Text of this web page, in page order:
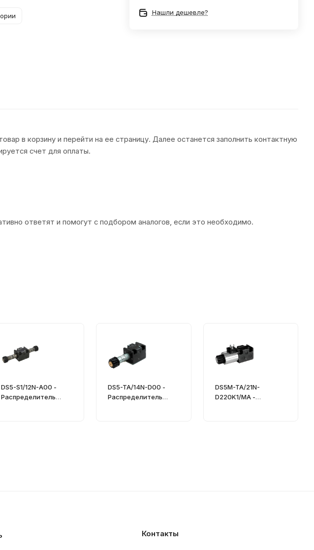
Нашли дешевле?
в корзину и перейти на ее страницу. Далее останется заполнить контактную
счет для оплаты.
ответят и помогут с подбором аналогов, если это необходимо.
DS5-S1/12N-A00 -
Распределитель
DS5-TA/14N-D00 -
Распределитель
DS5M-TA/21N-
D220K1/MA -
Контакты